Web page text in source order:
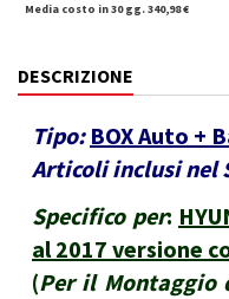
Media costo in 30 gg. 340,98 €
DESCRIZIONE
Tipo: BOX Auto +
Articoli inclusi nel
Specifico per:
al 2017 versione
(Per il Montaggio